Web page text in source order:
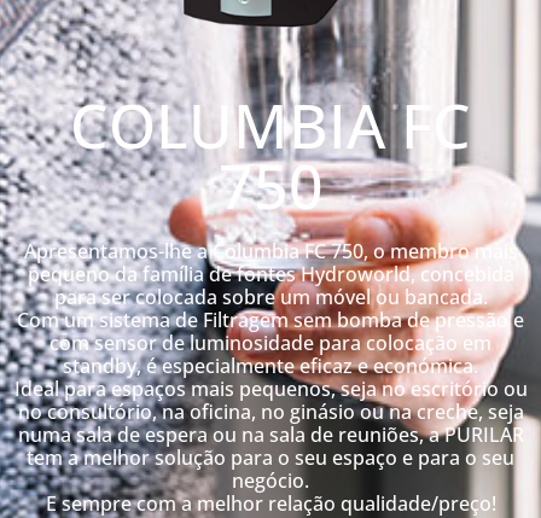
COLUMBIA FC
750
Apresentamos-lhe a Columbia FC 750, o membro mais
pequeno da família de fontes Hydroworld, concebida
para ser colocada sobre um móvel ou bancada.
Com um sistema de Filtragem sem bomba de pressão e
com sensor de luminosidade para colocação em
standby, é especialmente eficaz e económica.
Ideal para espaços mais pequenos, seja no escritório ou
no consultório, na oficina, no ginásio ou na creche, seja
numa sala de espera ou na sala de reuniões, a PURILAR
tem a melhor solução para o seu espaço e para o seu
negócio.
E sempre com a melhor relação qualidade/preço!